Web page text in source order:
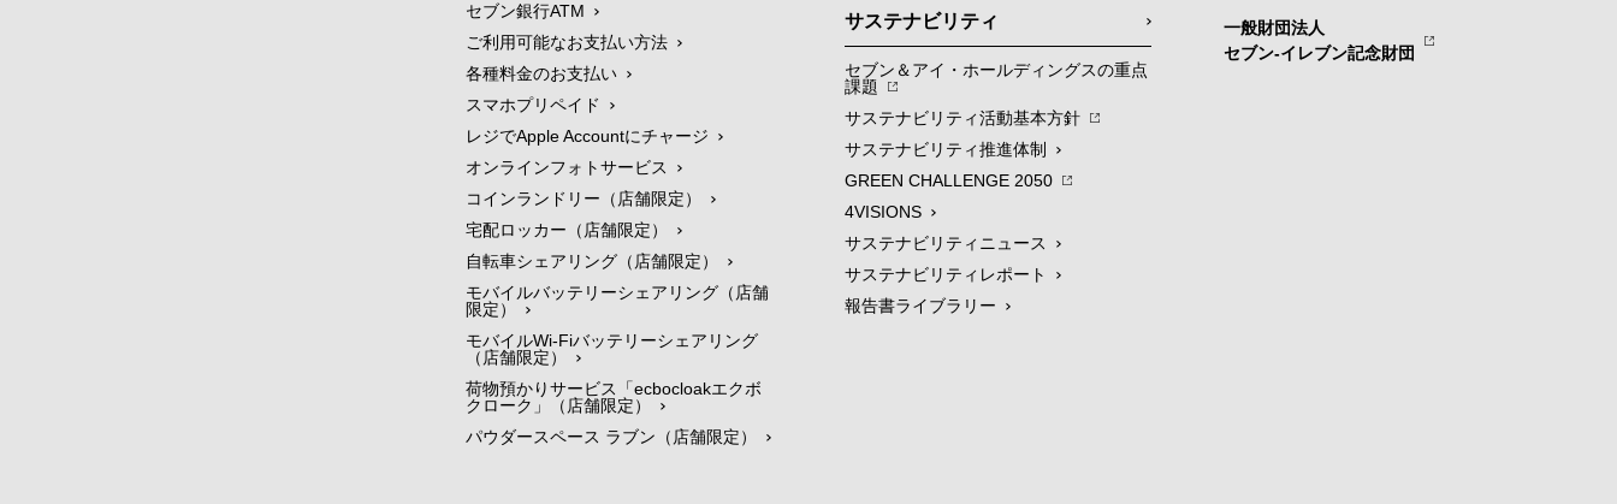
セブン銀行ATM
ご利用可能なお支払い方法
各種料金のお支払い
スマホプリペイド
レジでApple Accountにチャージ
オンラインフォトサービス
コインランドリー（店舗限定）
宅配ロッカー（店舗限定）
自転車シェアリング（店舗限定）
モバイルバッテリーシェアリング（店舗
限定）
モバイルWi-Fiバッテリーシェアリング
（店舗限定）
荷物預かりサービス「ecbocloakエクボ
クローク」（店舗限定）
パウダースペース ラブン（店舗限定）
サステナビリティ
セブン＆アイ・ホールディングスの重点
課題
サステナビリティ活動基本方針
サステナビリティ推進体制
GREEN CHALLENGE 2050
4VISIONS
サステナビリティニュース
サステナビリティレポート
報告書ライブラリー
一般財団法人
セブン-イレブン記念財団